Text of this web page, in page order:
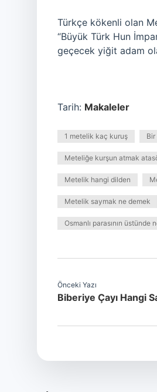
Türkçe kökenli olan
“Büyük Türk Hun
geçecek yiğit adam
Tarih: Makaleler
1 metelik kaç kuruş
Meteliğe kurşun atmak
Metelik hangi dilden
Metelik saymak ne demek
Osmanlı parasının üstünde
Önceki Yazı
Biberiye Çayı Hangi